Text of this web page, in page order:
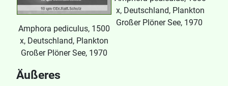
Amphora pediculus, 1500
x, Deutschland, Plankton
Großer Plöner See, 1970
x, Deutschland, Plankton
Großer Plöner See, 1970
Äußeres